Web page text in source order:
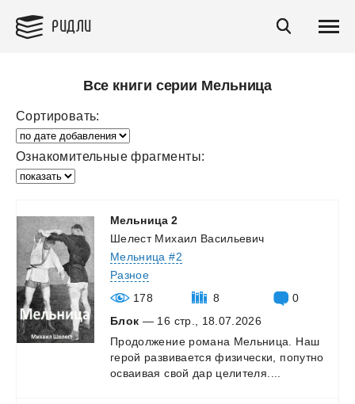
РИДЛИ
Все книги серии Мельница
Сортировать:
Ознакомительные фрагменты:
Мельница 2
Шелест Михаил Васильевич
Мельница #2
Разное
178
8
0
Блок — 16 стр., 18.07.2026
Продолжение романа Мельница.
Наш
герой развивается физически,
попутно
осваивая свой дар целителя....